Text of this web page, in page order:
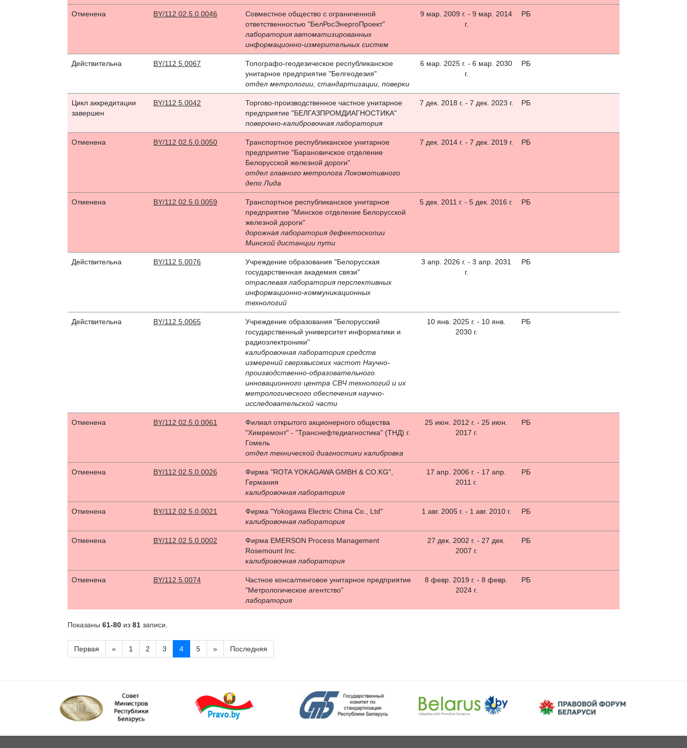
Отменена BY/112 02.5.0.0046
Совместное общество с ограниченной
ответственностью "БелРосЭнергоПроект"
лаборатория автоматизированных
информационно-измерительных систем
9 мар. 2009 г. - 9 мар. 2014
г.
РБ
Действительна BY/112 5.0067
Топографо-геодезическое республиканское
унитарное предприятие "Белгеодезия"
отдел метрологии, стандартизации, поверки
6 мар. 2025 г. - 6 мар. 2030
г.
РБ
Цикл аккредитации
завершен
BY/112 5.0042
Торгово-производственное частное унитарное
предприятие "БЕЛГАЗПРОМДИАГНОСТИКА"
поверочно-калибровочная лаборатория
7 дек. 2018 г. - 7 дек. 2023 г. РБ
Отменена BY/112 02.5.0.0050
Транспортное республиканское унитарное
предприятие "Барановичское отделение
Белорусской железной дороги"
отдел главного метролога Локомотивного
депо Лида
7 дек. 2014 г. - 7 дек. 2019 г. РБ
Отменена BY/112 02.5.0.0059
Транспортное республиканское унитарное
предприятие "Минское отделение Белорусской
железной дороги"
дорожная лаборатория дефектоскопии
Минской дистанции пути
5 дек. 2011 г. - 5 дек. 2016 г. РБ
Действительна BY/112 5.0076
Учреждение образования "Белорусская
государственная академия связи"
отраслевая лаборатория перспективных
информационно-коммуникационных
технологий
3 апр. 2026 г. - 3 апр. 2031
г.
РБ
Действительна BY/112 5.0065
Учреждение образования "Белорусский
государственный университет информатики и
радиоэлектроники"
калибровочная лаборатория средств
измерений сверхвысоких частот Научно-
производственно-образовательного
инновационного центра СВЧ технологий и их
метрологического обеспечения научно-
исследовательской части
10 янв. 2025 г. - 10 янв.
2030 г.
РБ
Отменена BY/112 02.5.0.0061
Филиал открытого акционерного общества
"Химремонт" - "Транснефтедиагностика" (ТНД) г.
Гомель
отдел технической диагностики калибровка
25 июн. 2012 г. - 25 июн.
2017 г.
РБ
Отменена BY/112 02.5.0.0026
Фирма "ROTA YOKAGAWA GMBH & CO.KG",
Германия
калибровочная лаборатория
17 апр. 2006 г. - 17 апр.
2011 г.
РБ
Отменена BY/112 02.5.0.0021
Фирма "Yokogawa Electric China Co., Ltd"
калибровочная лаборатория
1 авг. 2005 г. - 1 авг. 2010 г. РБ
Отменена BY/112 02.5.0.0002
Фирма EMERSON Process Management
Rosemount Inc.
калибровочная лаборатория
27 дек. 2002 г. - 27 дек.
2007 г.
РБ
Отменена BY/112 5.0074
Частное консалтинговое унитарное предприятие
"Метрологическое агентство"
лаборатория
8 февр. 2019 г. - 8 февр.
2024 г.
РБ
Показаны 61-80 из 81 записи.
Первая « 1 2 3 4 5 » Последняя